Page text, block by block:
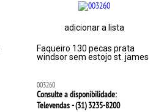
adicionar a lista
Faqueiro 130 pecas prata
windsor sem estojo st. james
003260
Consulte a disponibilidade:
Televendas - (31)3235-8200